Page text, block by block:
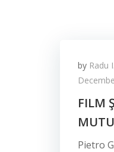
by Radu
FILM
Pietro